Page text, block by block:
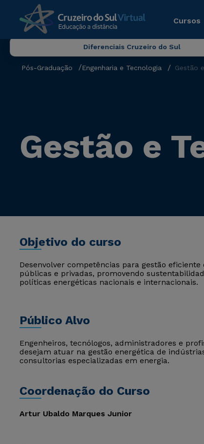
Cursos
Diferenciais Cruzeiro do Sul
Pós-Graduação Engenharia e Tecnologia Gestão
Gestão e
Objetivo do curso
Desenvolver competências para gestão
públicas e privadas, promovendo
políticas energéticas nacionais e internacionais.
Público Alvo
Engenheiros, tecnólogos, administradores e
desejam atuar na gestão energética de
consultorias especializadas em energia.
Coordenação do Curso
Artur Ubaldo Marques Junior